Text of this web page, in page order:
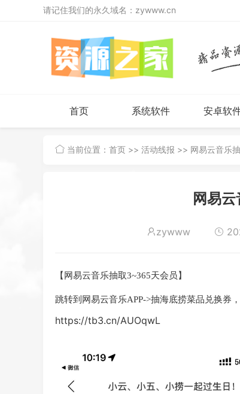
请记住我们的永久域名：zywww.cn
首页 系统软件 安卓软
当前位置： 首页 >> 活动线报 >> 网易云音乐
网易
zywww
【网易云音乐抽取3~365天会员】
跳转到网易云音乐APP->抽海底捞菜品兑换券
https://tb3.cn/AUOqwL